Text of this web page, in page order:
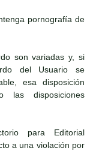
pornografía de
son variadas y, si
del Usuario se
esa disposición
las disposiciones
para Editorial
a una violación por